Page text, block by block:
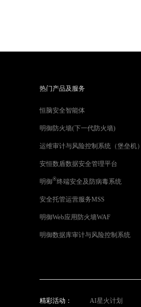
热门产品及服务
恒脑安全智能体
明御防火墙(下一代防火墙)
运维审计与风险控制系统（堡垒机）
安恒数盾数据安全管理平台
明御®终端安全及防病毒系统
安全托管运营服务MSS
明御Web应用防火墙WAF
明御数据库审计与风险控制系统
精彩活动： AI星火计划